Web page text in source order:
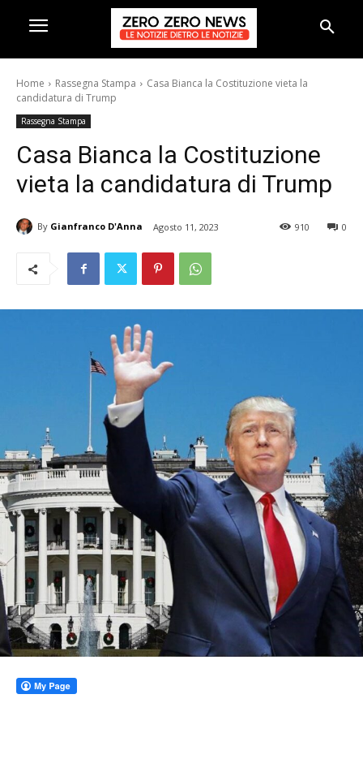
Home Rassegna Stampa
Casa Bianca la Costituzione vieta la
candidatura di Trump
Rassegna Stampa
Casa Bianca la Costituzione
vieta la candidatura di Trump
By Gianfranco D'Anna Agosto 11, 2023 0
910